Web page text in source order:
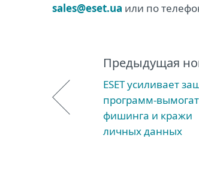
sales@eset.ua или по
Предыдущая
ESET усиливает
программ-
фишинга и кражи
личных данных